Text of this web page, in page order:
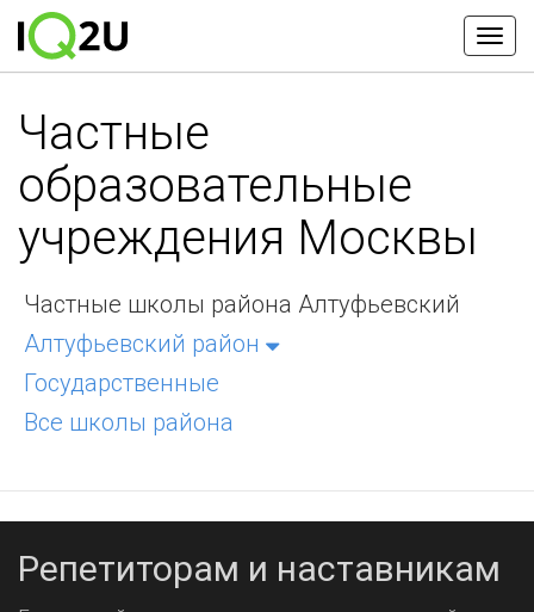
Частные
образовательные
учреждения Москвы
Частные школы района Алтуфьевский
Алтуфьевский район
Государственные
Все школы района
Репетиторам и наставникам